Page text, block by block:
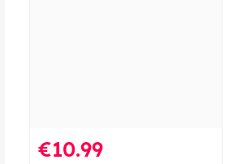
€10.99